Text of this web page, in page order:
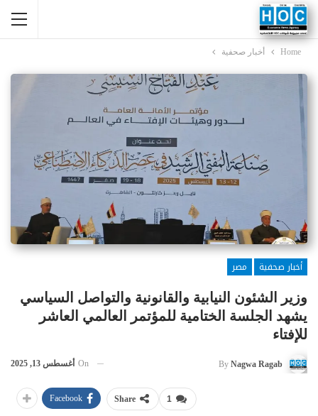
Home أخبار صحفية
أخبار صحفية
مصر
وزير الشئون النيابية والقانونية والتواصل السياسي
يشهد الجلسة الختامية للمؤتمر العالمي العاشر
للإفتاء
By Nagwa Ragab
On أغسطس 13, 2025
1
Share
Facebook